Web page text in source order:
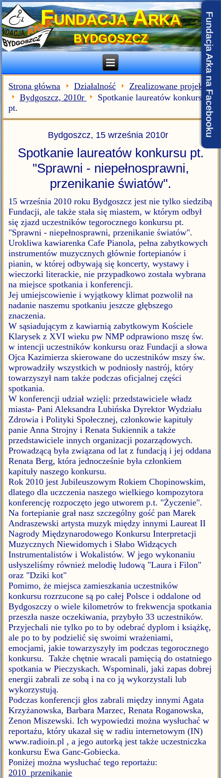
Fundacja Arka
BYDGOSZCZ
Strona główna Działalność
Zrealizowane projekty
Bydgoszcz, 2010r
Spotkanie laureatów konkursu
pt.
Bydgoszcz, 15 września 2010r
Spotkanie laureatów konkursu pt.
"Sprawni - niepełnosprawni,
przenikanie światów".
15 września 2010 roku Bydgoszcz jest nie tylko siedzibą
Fundacji, ale także stała się miastem, w którym odbył
się zjazd uczestników tegorocznego konkursu pt.
"Sprawni - niepełnosprawni, przenikanie światów".
Urokliwa kawiarenka Cafe Pianola, pełna zabytkowych
instrumentów muzycznych głównie fortepianów i
pianin, w której odbywają się koncerty, wystawy i
wieczorki literackie, nie przypadkowo została wybrana
na miejsce spotkania i konferencji.
Jej umiejscowienie i wyjątkowy klimat pozwolił na
nadanie naszemu spotkaniu jeszcze głębszego
znaczenia.
W sąsiadującym z kawiarnią zabytkowym Kościele
Klarysek z XVI wieku pw NMP odprawiono mszę św.
w intencji uczestników konkursu oraz Fundacji a słowa
Ojca Kazimierza skierowane do uczestników mszy św.
wprowadziły wszystkich w podniosły nastrój, który
towarzyszył nam także podczas oficjalnej części
spotkania.
W konferencji udział wzięli: przedstawiciele władz
miasta- Pani Aleksandra Lubińska Dyrektor Wydziału
Zdrowia i Polityki Społecznej, członkowie kapituły
panie Anna Strojny i Renata Sukiennik a także
przedstawiciele innych organizacji pozarządowych.
Prowadzącą była związana od lat z fundacją i jej oddana
Renata Berg, która jednocześnie była członkiem
kapituły naszego konkursu.
Rok 2010 jest Jubileuszowym Rokiem Chopinowskim,
dlatego dla uczczenia naszego wielkiego kompozytora
konferencję rozpoczęto jego utworem p.t. "Życzenie".
Na fortepianie grał nasz szczególny gość pan Marek
Andraszewski artysta muzyk między innymi Laureat II
Nagrody Międzynarodowego Konkursu Interpretacji
Muzycznych Niewidomych i Słabo Widzących
Instrumentalistów i Wokalistów. W jego wykonaniu
usłyszeliśmy również melodię ludową "Laura i Filon"
oraz "Dziki kot"
Pomimo, że miejsca zamieszkania uczestników
konkursu rozrzucone są po całej Polsce i oddalone od
Bydgoszczy o wiele kilometrów to frekwencja spotkania
przeszła nasze oczekiwania, przybyło 33 uczestników.
Przyjechali nie tylko po to by odebrać dyplom i książkę,
ale po to by podzielić się swoimi wrażeniami,
emocjami, jakie towarzyszyły im podczas tegorocznego
konkursu. Także chętnie wracali pamięcią do ostatniego
spotkania w Pieczyskach. Wspominali, jaki zapas dobrej
energii zabrali ze sobą i na co ją wykorzystali lub
wykorzystują.
Podczas konferencji głos zabrali między innymi Agata
Krzyżanowska, Barbara Marzec, Renata Roganowska,
Zenon Miszewski. Ich wypowiedzi można wysłuchać w
reportażu, który ukazał się w radiu internetowym (IN)
www.radioin.pl , a jego autorką jest także uczestniczka
konkursu Ewa Ganc-Gobiecka.
Poniżej można wysłuchać tego reportażu:
2010_przenikanie
Fundacja Arka na Facebooku